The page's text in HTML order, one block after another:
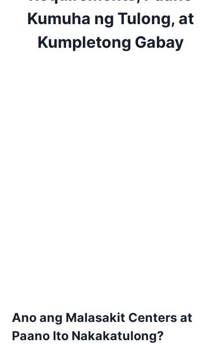
Kumuha ng Tulong, at
Kumpletong Gabay
Ano ang Malasakit Centers at
Paano Ito Nakakatulong?